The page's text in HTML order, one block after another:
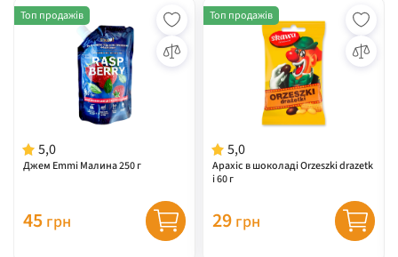
5,0
Джем Emmi Малина 250 г
Топ продажів
45 грн
5,0
Арахіс в шоколаді Orzeszki drazetk
i 60 г
Топ продажів
29 грн